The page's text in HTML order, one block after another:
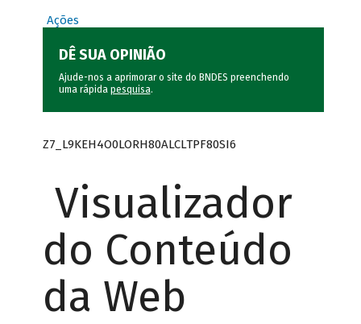
Ações
DÊ SUA OPINIÃO
Ajude-nos a aprimorar o site do BNDES preenchendo
uma rápida pesquisa.
Z7_L9KEH4O0LORH80ALCLTPF80SI6
Visualizador
do Conteúdo
da Web